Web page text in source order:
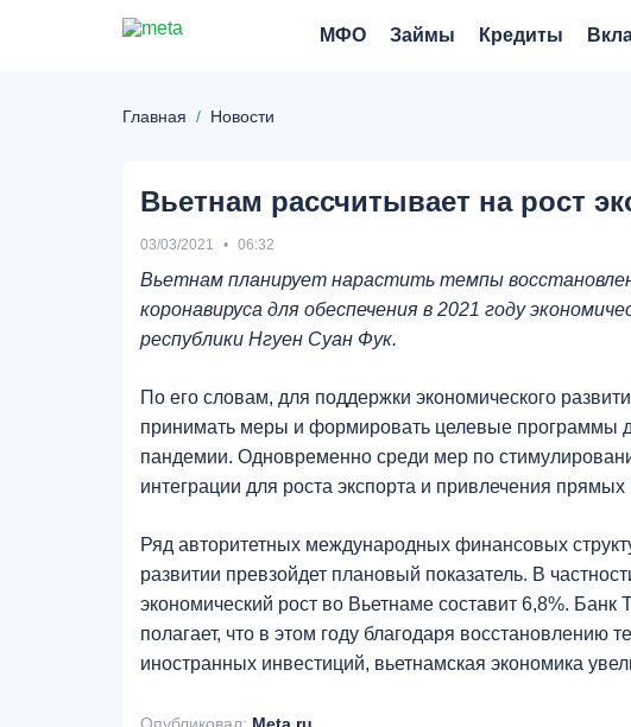
МФО Займы Кредиты
Главная Новости
Вьетнам рассчитывает на рост
03/03/2021 06:32
Вьетнам планирует нарастить темпы
коронавируса для обеспечения в 2021 году
республики Нгуен Суан Фук.
По его словам, для поддержки экономического
принимать меры и формировать целевые
пандемии. Одновременно среди мер по
интеграции для роста экспорта и привлечения
Ряд авторитетных международных финансовых
развитии превзойдет плановый показатель. В
экономический рост во Вьетнаме составит 6,8%.
полагает, что в этом году благодаря восстановлению
иностранных инвестиций, вьетнамская экономика